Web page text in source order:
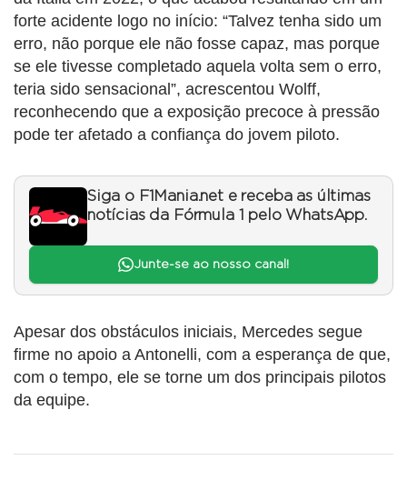
forte acidente logo no início: “Talvez tenha sido um
erro, não porque ele não fosse capaz, mas porque
se ele tivesse completado aquela volta sem o erro,
teria sido sensacional”, acrescentou Wolff,
reconhecendo que a exposição precoce à pressão
pode ter afetado a confiança do jovem piloto.
Siga o F1Mania.net e receba as últimas
notícias da Fórmula 1 pelo WhatsApp.
Junte-se ao nosso canal!
Apesar dos obstáculos iniciais, Mercedes segue
firme no apoio a Antonelli, com a esperança de que,
com o tempo, ele se torne um dos principais pilotos
da equipe.